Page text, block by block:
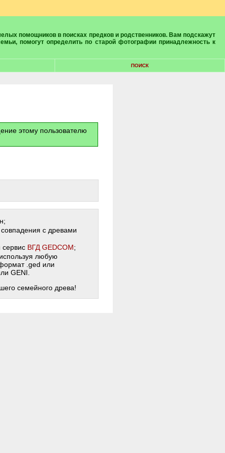
помогут определить по старой фотографии принадлежность к
ПОИСК
этому пользователю
с древами
сервис ВГД GEDCOM;
любую
.ged или
GENI.
семейного древа!